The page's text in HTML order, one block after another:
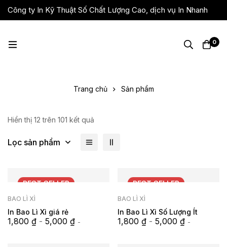
Công ty In Kỹ Thuật Số Chất Lượng Cao, dịch vụ In Nhanh
Giá Rẻ, Lấy Liền
0
Trang chủ Sản phẩm
Hiển thị 12 trên 101 kết quả
Lọc sản phẩm
BESTSELLER
BAO LÌ XÌ
In Bao Lì Xì giá rẻ
1,800 ₫ - 5,000 ₫ -
BESTSELLER
BAO LÌ XÌ
In Bao Lì Xì Số Lượng Ít
1,800 ₫ - 5,000 ₫ -